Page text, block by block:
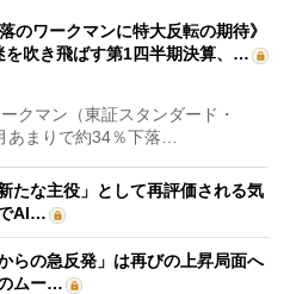
のワークマンに特大反転の期待》
を吹き飛ばす第1四半期決算、…
クマン（東証スタンダード・
あまりで約34％下落…
たな主役」として再評価される気
AI…
らの急反発」は再びの上昇局面へ
ムー…